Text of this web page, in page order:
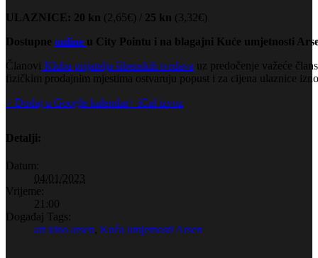
ULAZNICE: 20 kn (2,65€) / 25 kn (3,32€)
Dostupne online u City Pointu i na blagajni Kuće umjetnosti
Članovi Kluba prijatelja šibenskih tvrđava uz predočenje važeće
fizičkim prodajnim mjestima ostvaruju popust i za cijena ulaznice
+ Dodaj u Google kalendar+ iCal izvoz
Detalji:
Datum:
04/01/2023
Vrijeme:
21:00
Događaj Tags:
art kino arsen, Kuća umjetnosti Arsen